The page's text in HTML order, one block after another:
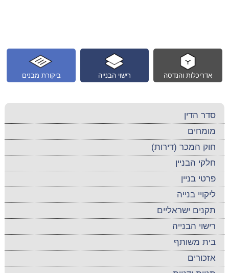
ביקורת מבנים רישוי הבנייה אדריכלות והנדסה
סדר הדין
מומחים
חוק המכר (דירות)
חלקי הבניין
פרטי בניין
ליקויי בנייה
תקנים ישראליים
רישוי הבנייה
בית משותף
אזכורים